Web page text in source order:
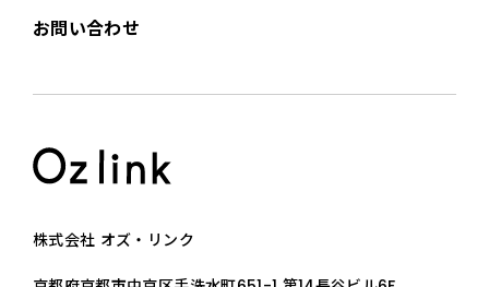
株式会社 オズ・リンク
お問い合わせ